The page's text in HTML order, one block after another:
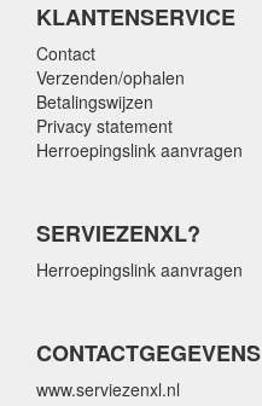
KLANTENSERVICE
Contact
Verzenden/ophalen
Betalingswijzen
Privacy statement
Herroepingslink aanvragen
SERVIEZENXL?
Herroepingslink aanvragen
CONTACTGEGEVENS
www.serviezenxl.nl